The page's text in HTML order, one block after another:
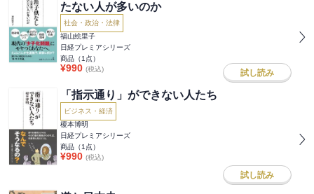
たない人が多いのか
社会・政治・法律
福山絵里子
日経プレミアシリーズ
商品（1 点）
¥990 (税込) 試し読み
「指示通り」ができない人たち
ビジネス・経済
榎本博明
日経プレミアシリーズ
商品（1 点）
¥990 (税込)
試し読み